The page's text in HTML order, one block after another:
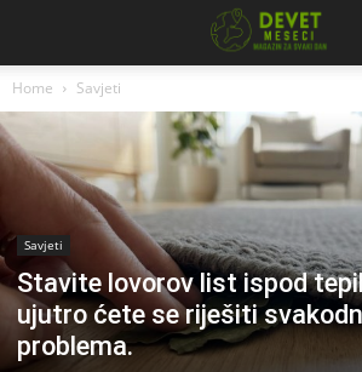
Home Savjeti
Savjeti
Stavite lovorov list ispod
ujutro ćete se riješiti
problema.